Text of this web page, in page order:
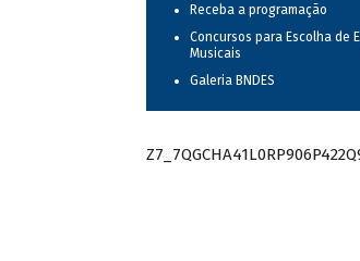
Receba a programação
Concursos para Escolha de
Musicais
Galeria BNDES